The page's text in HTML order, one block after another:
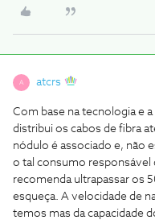
A atcrs
Com base na tecnologia e
distribui os cabos de fibra
nódulo é associado e, não
o tal consumo responsável
recomenda ultrapassar os
esqueça. A velocidade de
temos mas da capacidade